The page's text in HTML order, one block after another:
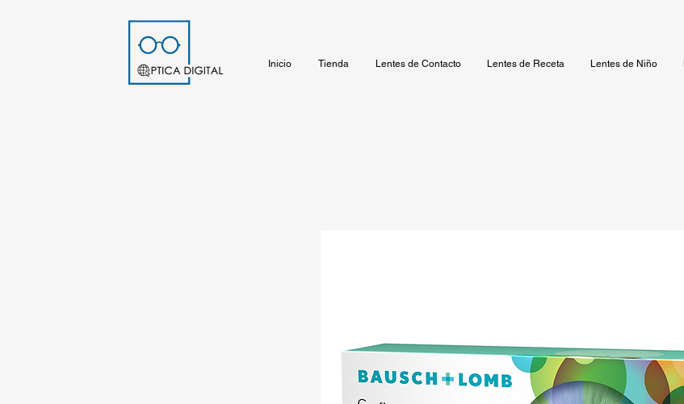
Inicio Tienda Lentes de Contacto Lentes de Receta Lentes de Niño